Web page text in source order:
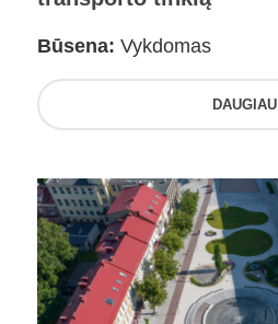
Būsena: Vykdomas
DAUGIAU